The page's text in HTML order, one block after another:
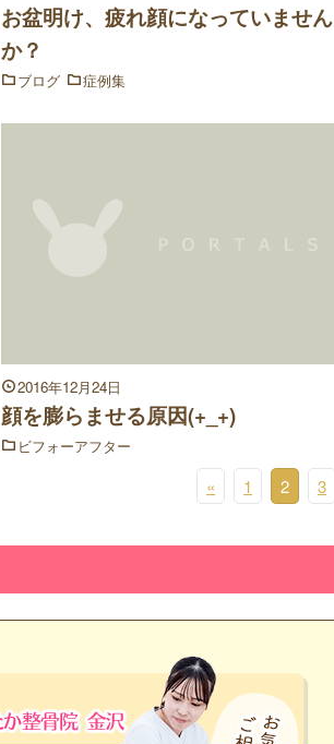
お盆明け、疲れ顔になっていません
か？
ブログ 症例集
2016年12月24日
顔を膨らませる原因(+_+)
ビフォーアフター
« 1 2 3